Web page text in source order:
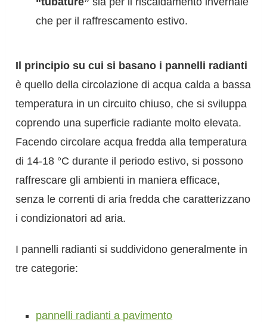
che per il raffrescamento estivo.
Il principio su cui si basano i pannelli radianti
è quello della circolazione di acqua calda a bassa
temperatura in un circuito chiuso, che si sviluppa
coprendo una superficie radiante molto elevata.
Facendo circolare acqua fredda alla temperatura
di 14-18 °C durante il periodo estivo, si possono
raffrescare gli ambienti in maniera efficace,
senza le correnti di aria fredda che caratterizzano
i condizionatori ad aria.
I pannelli radianti si suddividono generalmente in
tre categorie:
pannelli radianti a pavimento